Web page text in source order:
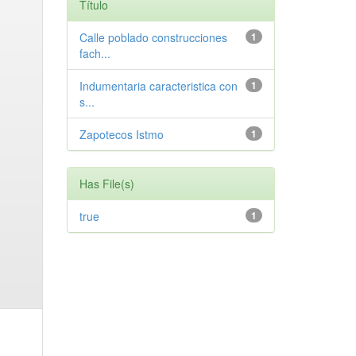
Título
1
Calle poblado construcciones
fach...
1
Indumentaria caracteristica con
s...
1
Zapotecos Istmo
Has File(s)
1
true